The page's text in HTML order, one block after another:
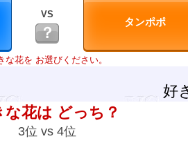
VS
？
な花を お選びください。
好
な花は どっち？
3位 vs 4位